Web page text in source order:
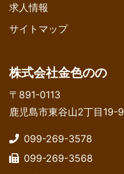
求人情報
サイトマップ
株式会社金色のの
〒891-0113
鹿児島市東谷山2丁目19-9
099-269-3578
099-269-3568